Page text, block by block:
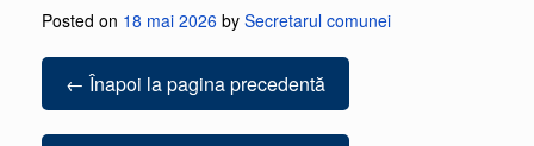
Posted on 18 mai 2026 by Secretarul comunei
← Înapoi la pagina precedentă